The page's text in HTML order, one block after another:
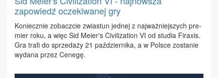
zapowiedź oczekiwanej gry
Ko­niecz­nie zo­bacz­cie zwia­stun jed­nej z naj­waż­niej­szych pre­
mier ro­ku, a więc Sid Me­ier's Ci­vi­li­za­tion VI od stu­dia Fi­ra­xis.
Gra tra­fi do sprze­da­ży 21 paź­dzier­ni­ka, a w Pol­sce zo­sta­nie
wy­da­na przez Ce­ne­gę.